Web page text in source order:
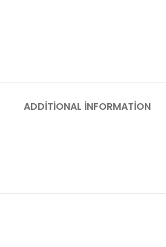
ADDITIONAL INFORMATION